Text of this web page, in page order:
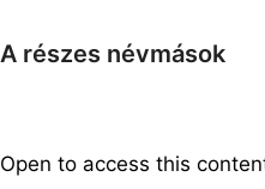
A részes névmások
Open to access this